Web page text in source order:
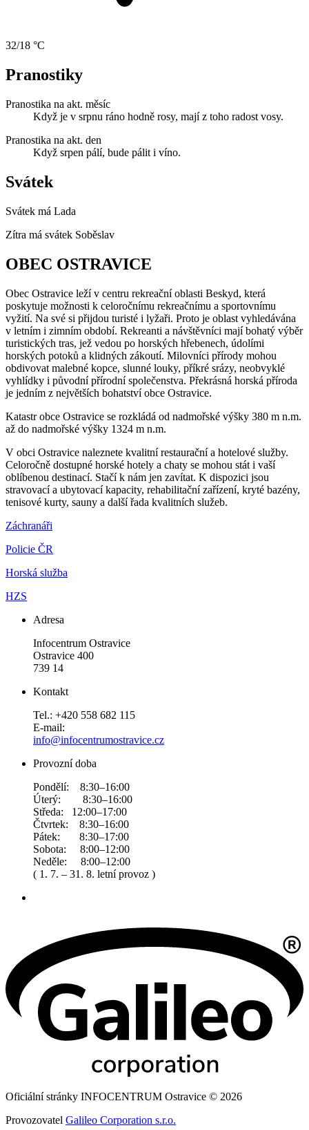
32/18 °C
Pranostiky
Pranostika na akt. měsíc
Když je v srpnu ráno hodně rosy, mají z toho radost vosy.
Pranostika na akt. den
Když srpen pálí, bude pálit i víno.
Svátek
Svátek má Lada
Zítra má svátek Soběslav
OBEC OSTRAVICE
Obec Ostravice leží v centru rekreační oblasti Beskyd, která
poskytuje možnosti k celoročnímu rekreačnímu a sportovnímu
vyžití. Na své si přijdou turisté i lyžaři. Proto je oblast vyhledávána
v letním i zimním období. Rekreanti a návštěvníci mají bohatý výběr
turistických tras, jež vedou po horských hřebenech, údolími
horských potoků a klidných zákoutí. Milovníci přírody mohou
obdivovat malebné kopce, slunné louky, příkré srázy, neobvyklé
vyhlídky i původní přírodní společenstva. Překrásná horská příroda
je jedním z největších bohatství obce Ostravice.
Katastr obce Ostravice se rozkládá od nadmořské výšky 380 m n.m.
až do nadmořské výšky 1324 m n.m.
V obci Ostravice naleznete kvalitní restaurační a hotelové služby.
Celoročně dostupné horské hotely a chaty se mohou stát i vaší
oblíbenou destinací. Stačí k nám jen zavítat. K dispozici jsou
stravovací a ubytovací kapacity, rehabilitační zařízení, kryté bazény,
tenisové kurty, sauny a další řada kvalitních služeb.
Záchranáři
Policie ČR
Horská služba
HZS
Adresa
Infocentrum Ostravice
Ostravice 400
739 14
Kontakt
Tel.: +420 558 682 115
E-mail:
info@infocentrumostravice.cz
Provozní doba
Pondělí: 8:30–16:00
Úterý: 8:30–16:00
Středa: 12:00–17:00
Čtvrtek: 8:30–16:00
Pátek: 8:30–17:00
Sobota: 8:00–12:00
Neděle: 8:00–12:00
( 1. 7. – 31. 8. letní provoz )
Oficiální stránky INFOCENTRUM Ostravice © 2026
Provozovatel Galileo Corporation s.r.o.